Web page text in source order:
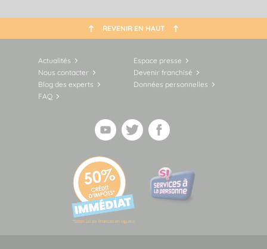
REVENIR EN HAUT
Actualités
Espace presse
Nous contacter
Devenir franchisé
Blog des experts
Données personnelles
FAQ